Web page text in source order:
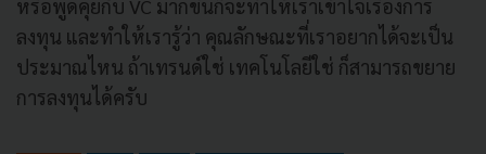
หรือพูดคุยกับ VC มากขึ้นก็จะทำให้เราเข้าใจเรื่องการ
ลงทุน และทำให้เรารู้ว่า คุณลักษณะที่เราอยากได้จะเป็น
ประมาณไหน ถ้าเทรนด์ใช่ เทคโนโลยีใช่ ก็สามารถขยาย
การลงทุนได้ครับ